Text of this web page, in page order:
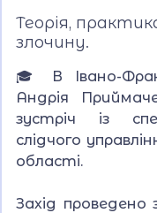
Теорія,
злочину.
🎓 В Івано-
Андрія
зустріч із
слідчого
області.
Захід